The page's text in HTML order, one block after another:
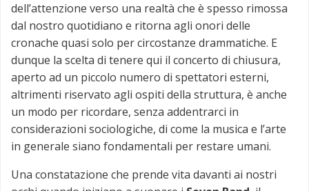
dell’attenzione verso una realtà che è spesso rimossa
dal nostro quotidiano e ritorna agli onori delle
cronache quasi solo per circostanze drammatiche. E
dunque la scelta di tenere qui il concerto di chiusura,
aperto ad un piccolo numero di spettatori esterni,
altrimenti riservato agli ospiti della struttura, è anche
un modo per ricordare, senza addentrarci in
considerazioni sociologiche, di come la musica e l’arte
in generale siano fondamentali per restare umani.
Una constatazione che prende vita davanti ai nostri